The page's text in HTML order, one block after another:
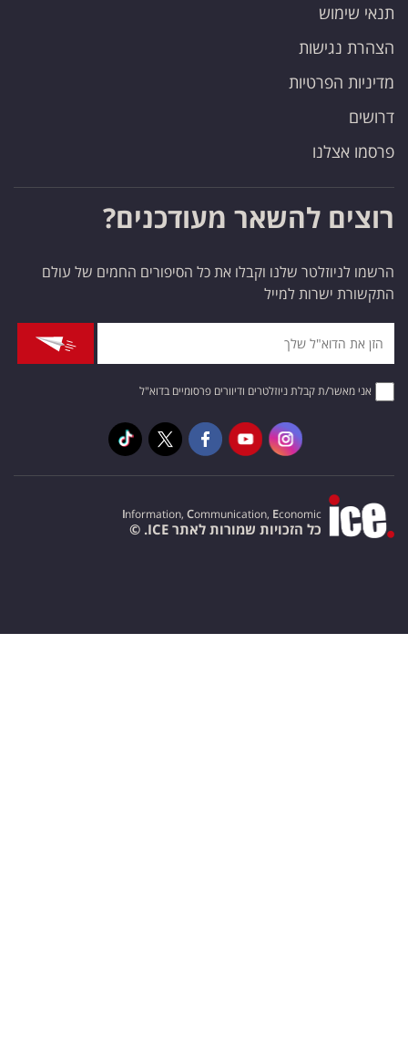
תנאי שימוש
הצהרת נגישות
מדיניות הפרטיות
דרושים
פרסמו אצלנו
רוצים להשאר מעודכנים?
הרשמו לניוזלטר שלנו וקבלו את כל הסיפורים החמים של עולם
התקשורת ישרות למייל
אני מאשר/ת קבלת ניוזלטרים ודיוורים פרסומיים בדוא"ל
Information, Communication, Economic
כל הזכויות שמורות לאתר ICE. ©